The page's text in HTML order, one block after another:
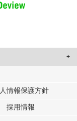
たコンテンツや広告の
しています。
提供した他の情報や、
情報保護方針
採用情報